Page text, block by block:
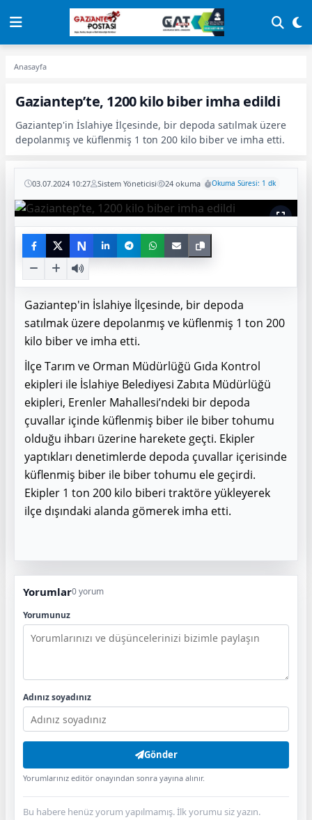
Anasayfa
Gaziantep’te, 1200 kilo biber imha edildi
Gaziantep'in İslahiye İlçesinde, bir depoda satılmak üzere
depolanmış ve küflenmiş 1 ton 200 kilo biber ve imha etti.
03.07.2024 10:27 Sistem Yöneticisi 24 okuma Okuma Süresi: 1 dk
N
Gaziantep'in İslahiye İlçesinde, bir depoda
satılmak üzere depolanmış ve küflenmiş 1 ton 200
kilo biber ve imha etti.
İlçe Tarım ve Orman Müdürlüğü Gıda Kontrol
ekipleri ile İslahiye Belediyesi Zabıta Müdürlüğü
ekipleri, Erenler Mahallesi’ndeki bir depoda
çuvallar içinde küflenmiş biber ile biber tohumu
olduğu ihbarı üzerine harekete geçti. Ekipler
yaptıkları denetimlerde depoda çuvallar içerisinde
küflenmiş biber ile biber tohumu ele geçirdi.
Ekipler 1 ton 200 kilo biberi traktöre yükleyerek
ilçe dışındaki alanda gömerek imha etti.
Yorumlar0 yorum
Yorumunuz
Adınız soyadınız
Gönder
Yorumlarınız editör onayından sonra yayına alınır.
Bu habere henüz yorum yapılmamış. İlk yorumu siz yazın.